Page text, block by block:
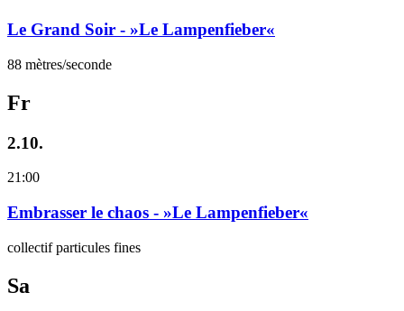
Le Grand Soir - »Le Lampenfieber«
88 mètres/seconde
Fr
2.10.
21:00
Embrasser le chaos - »Le Lampenfieber«
collectif particules fines
Sa